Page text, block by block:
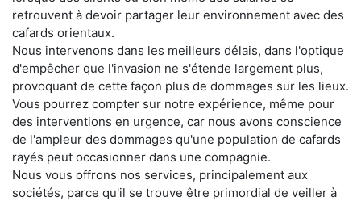
retrouvent à devoir partager leur environnement avec des
cafards orientaux.
Nous intervenons dans les meilleurs délais, dans l'optique
d'empêcher que l'invasion ne s'étende largement plus,
provoquant de cette façon plus de dommages sur les lieux.
Vous pourrez compter sur notre expérience, même pour
des interventions en urgence, car nous avons conscience
de l'ampleur des dommages qu'une population de cafards
rayés peut occasionner dans une compagnie.
Nous vous offrons nos services, principalement aux
sociétés, parce qu'il se trouve être primordial de veiller à